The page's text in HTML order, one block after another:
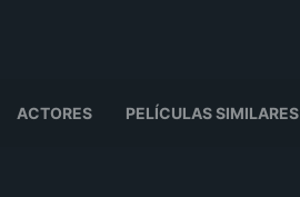
ACTORES PELÍCULAS SIMILARES